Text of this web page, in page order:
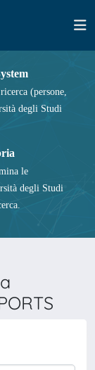
(persone,
degli Studi
le
degli Studi